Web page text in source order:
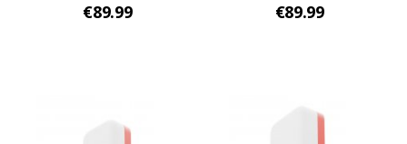
€89.99 €89.99